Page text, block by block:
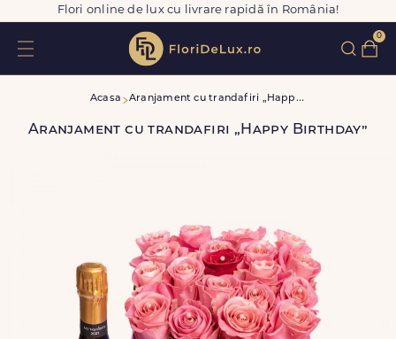
Flori online de lux cu livrare rapidă în România!
0
Acasa A
ranjament cu trandafiri „Happy Birthday”
Aranjament cu trandafiri „Happy Birthday”